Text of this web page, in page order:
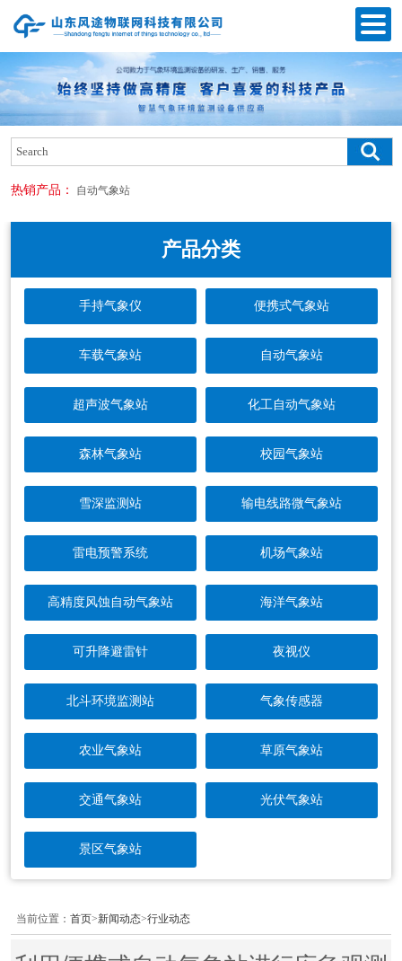
热销产品： 自动气象站
产品分类
手持气象仪 便携式气象站
车载气象站 自动气象站
超声波气象站 化工自动气象站
森林气象站 校园气象站
雪深监测站 输电线路微气象站
雷电预警系统 机场气象站
高精度风蚀自动气象站 海洋气象站
可升降避雷针 夜视仪
北斗环境监测站 气象传感器
农业气象站 草原气象站
交通气象站 光伏气象站
景区气象站
当前位置： 首页>新闻动态>行业动态